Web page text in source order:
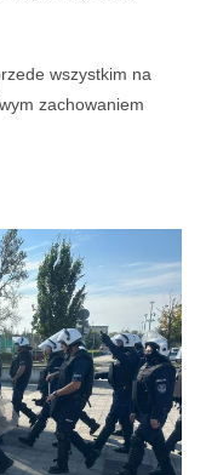
wszystkim na
zachowaniem